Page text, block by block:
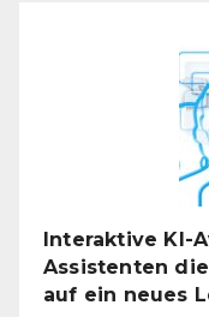
Interaktive KI-
Assistenten
auf ein neues